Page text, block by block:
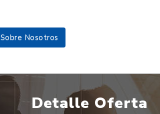
Sobre Nosotros
Detalle Oferta